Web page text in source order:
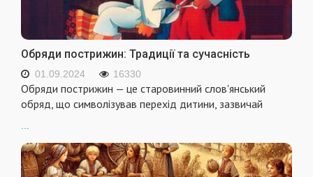
Обряди пострижин: Традиції та сучасність
01.09.2024 16330
Обряди пострижин — це старовинний слов'янський
обряд, що символізував перехід дитини, зазвичай